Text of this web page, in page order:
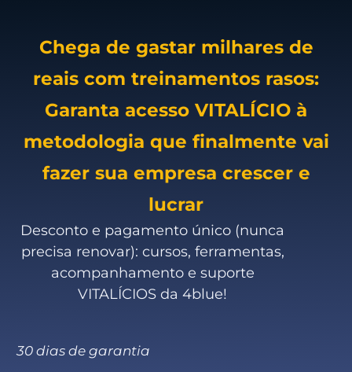
Chega de gastar milhares de
reais com treinamentos rasos:
Garanta acesso VITALÍCIO à
metodologia que finalmente vai
fazer sua empresa crescer e
lucrar
Desconto e pagamento único (nunca
precisa renovar): cursos, ferramentas,
acompanhamento e suporte
VITALÍCIOS da 4blue!
30 dias de garantia